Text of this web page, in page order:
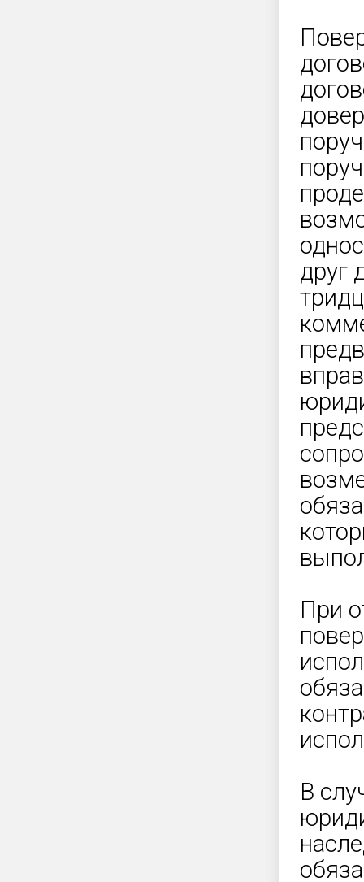
друг
При
В